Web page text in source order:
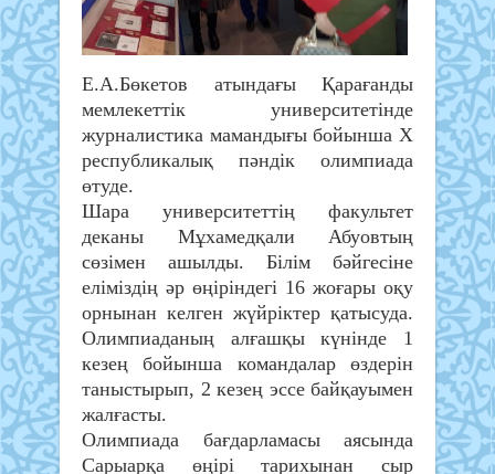
Е.А.Бөкетов атындағы Қарағанды
мемлекеттік университетінде
журналистика мамандығы бойынша Х
республикалық пәндік олимпиада
өтуде.
Шара университеттің факультет
деканы Мұхамедқали Абуовтың
сөзімен ашылды. Білім бәйгесіне
еліміздің әр өңіріндегі 16 жоғары оқу
орнынан келген жүйріктер қатысуда.
Олимпиаданың алғашқы күнінде 1
кезең бойынша командалар өздерін
таныстырып, 2 кезең эссе байқауымен
жалғасты.
Олимпиада бағдарламасы аясында
Сарыарқа өңірі тарихынан сыр